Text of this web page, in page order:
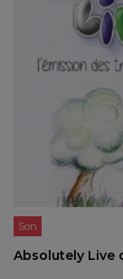
Son
Absolutely Live